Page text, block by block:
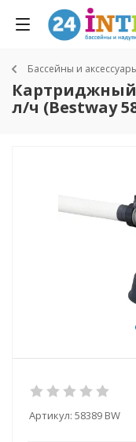
Бассейны и
Картриджный
л/ч (Bestway
Артикул: 58389 BW